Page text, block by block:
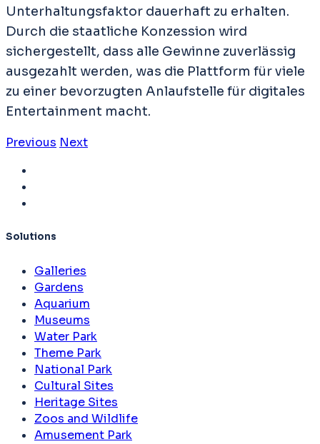
Unterhaltungsfaktor dauerhaft zu erhalten.
Durch die staatliche Konzession wird
sichergestellt, dass alle Gewinne zuverlässig
ausgezahlt werden, was die Plattform für viele
zu einer bevorzugten Anlaufstelle für digitales
Entertainment macht.
Previous Next
Solutions
Galleries
Gardens
Aquarium
Museums
Water Park
Theme Park
National Park
Cultural Sites
Heritage Sites
Zoos and Wildlife
Amusement Park